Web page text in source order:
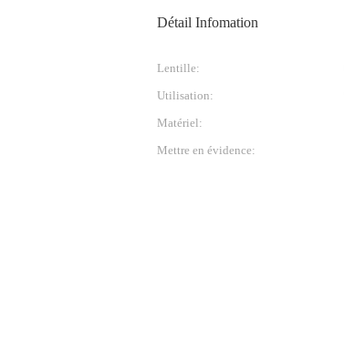
Détail Infomation
Lentille:
Utilisation:
Matériel:
Mettre en évidence: